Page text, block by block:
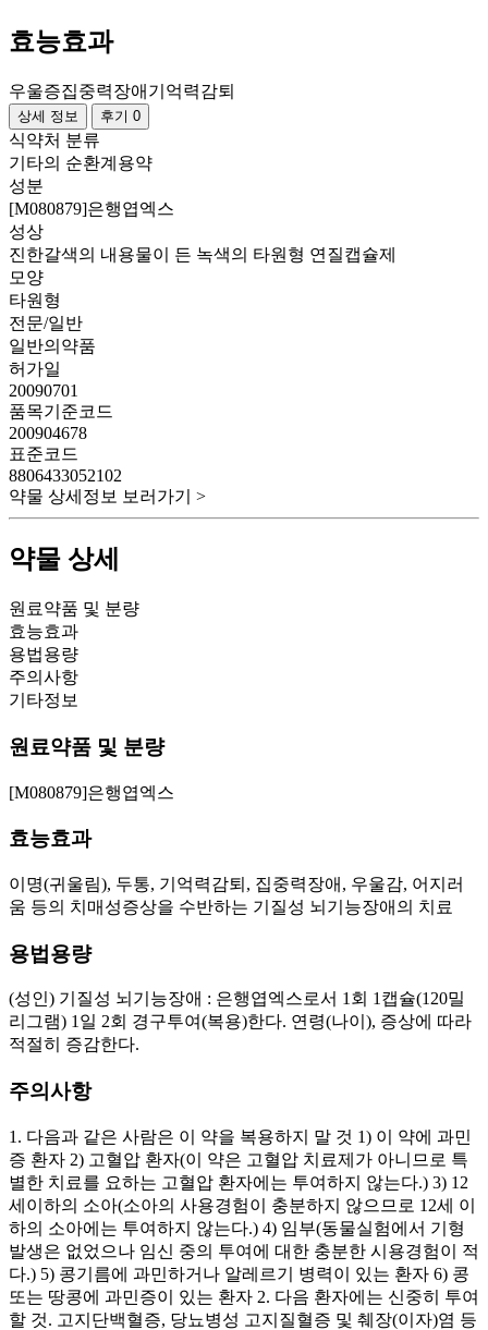
효능효과
우울증집중력장애 기억력감퇴
상세 정보 후기 0
식약처 분류
기타의 순환계용약
성분
[M080879]은행엽엑스
성상
진한갈색의 내용물이 든 녹색의 타원형 연질캡슐제
모양
타원형
전문/일반
일반의약품
허가일
20090701
품목기준코드
200904678
표준코드
8806433052102
약물 상세정보 보러가기 >
약물 상세
원료약품 및 분량
효능효과
용법용량
주의사항
기타정보
원료약품 및 분량
[M080879]은행엽엑스
효능효과
이명(귀울림), 두통, 기억력감퇴, 집중력장애, 우울감, 어지러
움 등의 치매성증상을 수반하는 기질성 뇌기능장애의 치료
용법용량
(성인) 기질성 뇌기능장애 : 은행엽엑스로서 1회 1캡슐(120밀
리그램) 1일 2회 경구투여(복용)한다. 연령(나이), 증상에 따라
적절히 증감한다.
주의사항
1. 다음과 같은 사람은 이 약을 복용하지 말 것 1) 이 약에 과민
증 환자 2) 고혈압 환자(이 약은 고혈압 치료제가 아니므로 특
별한 치료를 요하는 고혈압 환자에는 투여하지 않는다.) 3) 12
세이하의 소아(소아의 사용경험이 충분하지 않으므로 12세 이
하의 소아에는 투여하지 않는다.) 4) 임부(동물실험에서 기형
발생은 없었으나 임신 중의 투여에 대한 충분한 시용경험이 적
다.) 5) 콩기름에 과민하거나 알레르기 병력이 있는 환자 6) 콩
또는 땅콩에 과민증이 있는 환자 2. 다음 환자에는 신중히 투여
할 것. 고지단백혈증, 당뇨병성 고지질혈증 및 췌장(이자)염 등